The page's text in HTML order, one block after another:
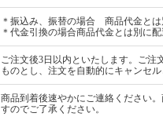
＊振込み、振替の場合 商品代金とは
＊代金引換の場合商品代金とは別に
ご注文後3日以内といたします。ご
ものとし、注文を自動的にキャンセル
商品到着後速やかにご連絡ください
すのでご了承ください。